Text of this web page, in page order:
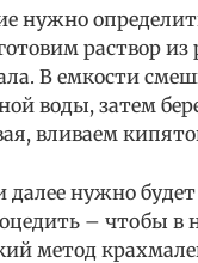
нужно
раствор
В емкости
воды, затем
вливаем
далее нужно
– чтобы в
метод